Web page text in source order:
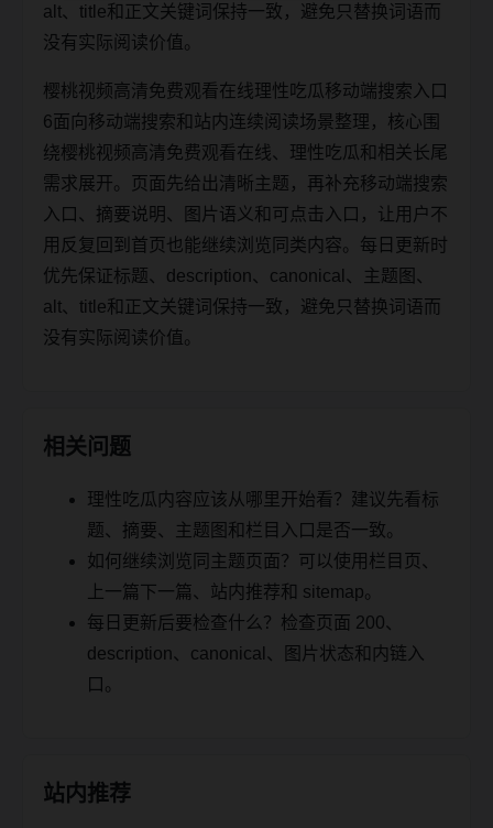
alt、title和正文关键词保持一致，避免只替换词语而
没有实际阅读价值。
樱桃视频高清免费观看在线理性吃瓜移动端搜索入口
6面向移动端搜索和站内连续阅读场景整理，核心围
绕樱桃视频高清免费观看在线、理性吃瓜和相关长尾
需求展开。页面先给出清晰主题，再补充移动端搜索
入口、摘要说明、图片语义和可点击入口，让用户不
用反复回到首页也能继续浏览同类内容。每日更新时
优先保证标题、description、canonical、主题图、
alt、title和正文关键词保持一致，避免只替换词语而
没有实际阅读价值。
相关问题
理性吃瓜内容应该从哪里开始看？建议先看标
题、摘要、主题图和栏目入口是否一致。
如何继续浏览同主题页面？可以使用栏目页、
上一篇下一篇、站内推荐和 sitemap。
每日更新后要检查什么？检查页面 200、
description、canonical、图片状态和内链入
口。
站内推荐